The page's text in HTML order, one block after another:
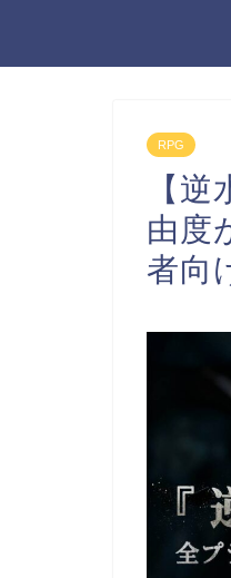
RPG
【
由度
者向